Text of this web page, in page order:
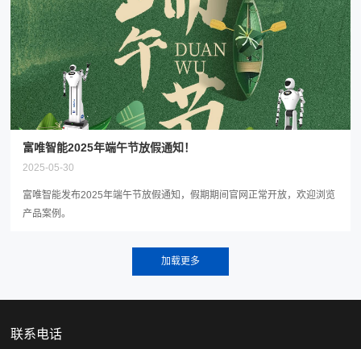
富唯智能2025年端午节放假通知！
2025-05-30
富唯智能发布2025年端午节放假通知，假期期间官网正常开放，欢迎浏览
产品案例。
联系电话